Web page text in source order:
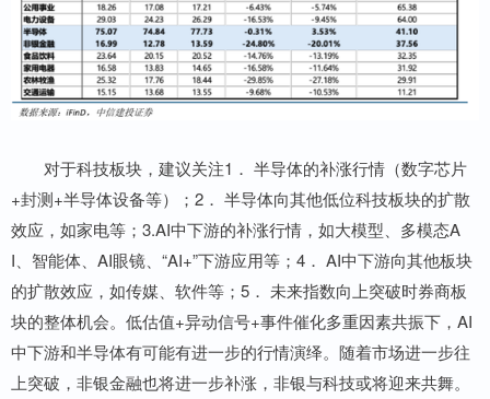
对于科技板块，建议关注1． 半导体的补涨行情（数字芯片
+封测+半导体设备等）；2． 半导体向其他低位科技板块的扩散
效应，如家电等；3.AI中下游的补涨行情，如大模型、多模态A
I、智能体、AI眼镜、“AI+”下游应用等；4． AI中下游向其他板块
的扩散效应，如传媒、软件等；5． 未来指数向上突破时券商板
块的整体机会。低估值+异动信号+事件催化多重因素共振下，AI
中下游和半导体有可能有进一步的行情演绎。随着市场进一步往
上突破，非银金融也将进一步补涨，非银与科技或将迎来共舞。